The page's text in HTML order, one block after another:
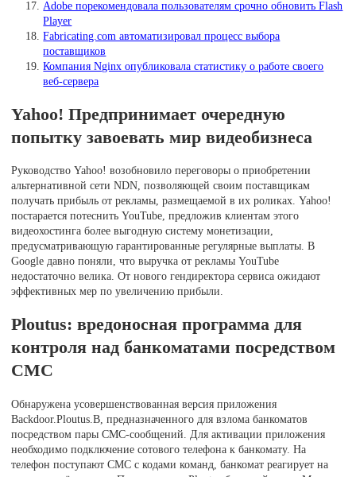
Adobe порекомендовала пользователям срочно обновить Flash
Player
Fabricating.com автоматизировал процесс выбора
поставщиков
Компания Nginx опубликовала статистику о работе своего
веб-сервера
Yahoo! Предпринимает очередную
попытку завоевать мир видеобизнеса
Руководство Yahoo! возобновило переговоры о приобретении
альтернативной сети NDN, позволяющей своим поставщикам
получать прибыль от рекламы, размещаемой в их роликах. Yahoo!
постарается потеснить YouTube, предложив клиентам этого
видеохостинга более выгодную систему монетизации,
предусматривающую гарантированные регулярные выплаты. В
Google давно поняли, что выручка от рекламы YouTube
недостаточно велика. От нового гендиректора сервиса ожидают
эффективных мер по увеличению прибыли.
Ploutus: вредоносная программа для
контроля над банкоматами посредством
СМС
Обнаружена усовершенствованная версия приложения
Backdoor.Ploutus.B, предназначенного для взлома банкоматов
посредством пары СМС-сообщений. Для активации приложения
необходимо подключение сотового телефона к банкомату. На
телефон поступают СМС с кодами команд, банкомат реагирует на